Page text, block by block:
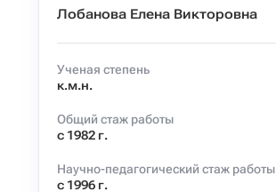
Лобанова Елена Викторовна
Ученая степень
к.м.н.
Общий стаж работы
с 1982 г.
Научно-педагогический стаж работы
с 1996 г.